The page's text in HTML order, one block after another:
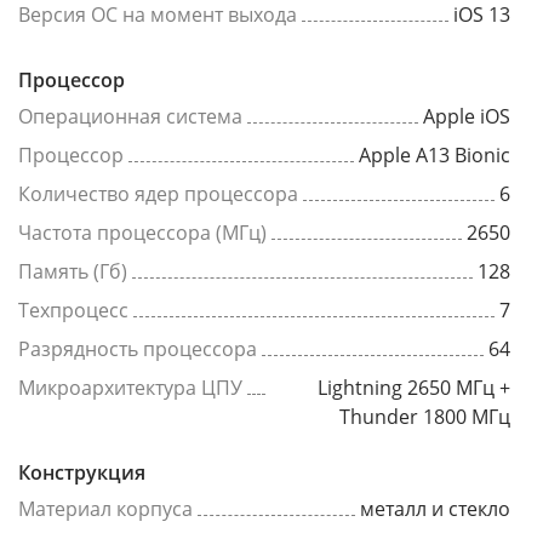
Версия ОС на момент выхода
iOS 13
Процессор
Операционная система
Apple iOS
Процессор
Apple A13 Bionic
Количество ядер процессора
6
Частота процессора (МГц)
2650
Память (Гб)
128
Техпроцесс
7
Разрядность процессора
64
Микроархитектура ЦПУ
Lightning 2650 МГц +
Thunder 1800 МГц
Конструкция
Материал корпуса
металл и стекло